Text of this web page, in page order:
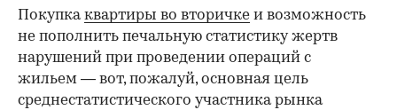
Покупкаквартиры во вторичке и возможность
не пополнить печальную статистику жертв
нарушений при проведении операций с
жильем — вот, пожалуй, основная цель
среднестатистического участника рынка